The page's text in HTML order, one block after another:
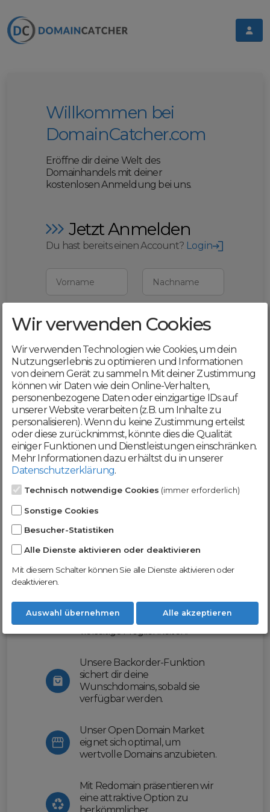
Willkommen bei
DomainCatcher.com
Eröffne dir deine Welt des
Domainhandels mit deiner
kostenlosen Anmeldung bei uns.
Jetzt Anmelden
Du hast bereits einen Account? Login
Vorname Nachname
E-Mail
Mit deiner Registrierung bestätigst du,
dass du dieAGBund
Datenschutzerklärung akzeptierst
Weiter
Werde jetzt Teil der
DomainCatcher-
Community!
Nutze unsere Erfahrung und profitiere
erleichtern wir dir den
Domainhandel und bieten dir
vielseitige Möglichkeiten.
Unsere Backorder-Funktion
sichert dir deine
Wunschdomains, sobald sie
verfügbar werden.
Unser Open Domain Market
eignet sich optimal, um
wertvolle Domains anzubieten.
Mit Redomain präsentieren wir
eine attraktive Option zu
Wir verwenden Cookies
Wir verwenden Technologien wie Cookies, um dein
Nutzungserlebnis zu optimieren und Informationen
von deinem Gerät zu sammeln. Mit deiner Zustimmung
können wir Daten wie dein Online-Verhalten,
personenbezogene Daten oder einzigartige IDs auf
unserer Website verarbeiten (z.B. um Inhalte zu
personalisieren). Wenn du keine Zustimmung erteilst
oder diese zurücknimmst, könnte dies die Qualität
einiger Funktionen und Dienstleistungen einschränken.
Mehr Informationen dazu erhältst du in unserer
Datenschutzerklärung.
Technisch notwendige Cookies (immer erforderlich)
Sonstige Cookies
Besucher-Statistiken
Alle Dienste aktivieren oder deaktivieren
Mit diesem Schalter können Sie alle Dienste aktivieren oder
deaktivieren.
Auswahl übernehmen Alle akzeptieren